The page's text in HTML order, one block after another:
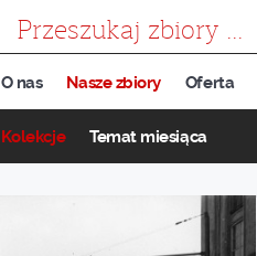
O nas Nasze zbiory
Kolekcje Temat miesiąca
Oferta